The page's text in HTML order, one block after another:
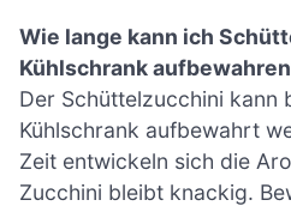
Wie lange kann ich
Kühlschrank
Der Schüttelzucchini kann
Kühlschrank aufbewahrt
Zeit entwickeln sich die
Zucchini bleibt knackig.